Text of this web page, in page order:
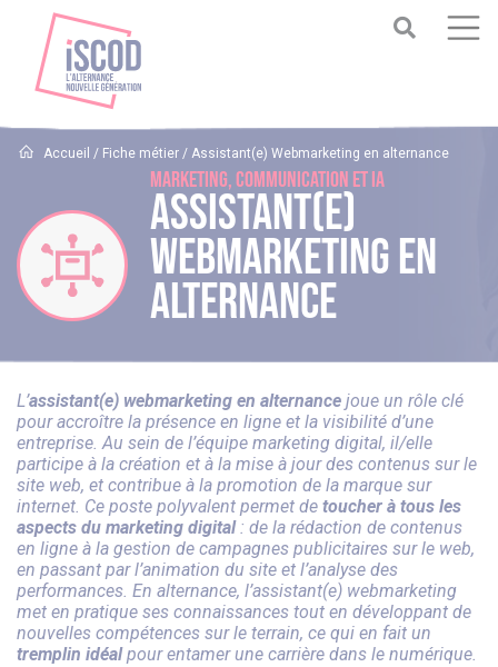
Accueil / Fiche métier /Assistant(e) Webmarketing en alternance
Marketing, Communication et IA
Assistant(e)
Webmarketing en
alternance
L’assistant(e) webmarketing en alternance joue un rôle clé
pour accroître la présence en ligne et la visibilité d’une
entreprise. Au sein de l’équipe marketing digital, il/elle
participe à la création et à la mise à jour des contenus sur le
site web, et contribue à la promotion de la marque sur
internet. Ce poste polyvalent permet de toucher à tous les
aspects du marketing digital: de la rédaction de contenus
en ligne à la gestion de campagnes publicitaires sur le web,
en passant par l’animation du site et l’analyse des
performances. En alternance, l’assistant(e) webmarketing
met en pratique ses connaissances tout en développant de
nouvelles compétences sur le terrain, ce qui en fait un
tremplin idéalpour entamer une carrière dans le numérique.